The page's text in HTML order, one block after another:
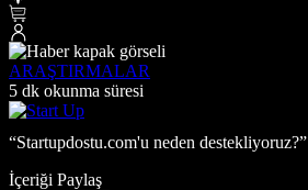
ARAŞTIRMALAR
5 dk okunma süresi
“Startupdostu.com'u neden destekliyoruz?”
İçeriği Paylaş